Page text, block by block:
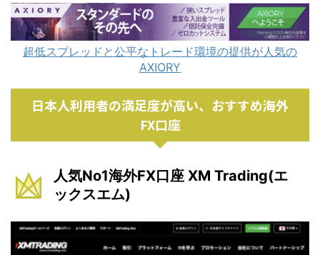
超低スプレッドと公平なトレード環境の提供が人気の
AXIORY
日本人利用者の満足度が高い、おすすめ海外
FX口座
人気No1海外FX口座 XM Trading(エ
ックスエム)